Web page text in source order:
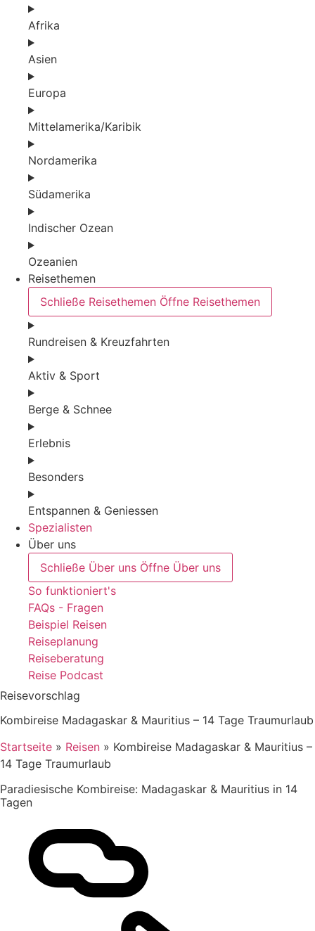
Afrika
Asien
Europa
Mittelamerika/Karibik
Nordamerika
Südamerika
Indischer Ozean
Ozeanien
Reisethemen
Schließe Reisethemen Öffne Reisethemen
Rundreisen & Kreuzfahrten
Aktiv & Sport
Berge & Schnee
Erlebnis
Besonders
Entspannen & Geniessen
Spezialisten
Über uns
Schließe Über uns Öffne Über uns
So funktioniert's
FAQs - Fragen
Beispiel Reisen
Reiseplanung
Reiseberatung
Reise Podcast
Reisevorschlag
Kombireise Madagaskar & Mauritius – 14 Tage Traumurlaub
Startseite » Reisen » Kombireise Madagaskar & Mauritius –
14 Tage Traumurlaub
Paradiesische Kombireise: Madagaskar & Mauritius in 14
Tagen